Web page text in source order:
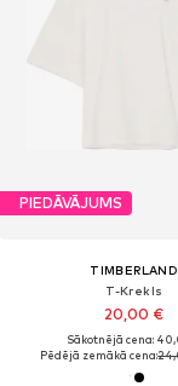
PIEDĀVĀJUMS
TIMBERLAND
T-Krekls
20,00 €
Sākotnējā cena:
Pēdējā zemākā cena: